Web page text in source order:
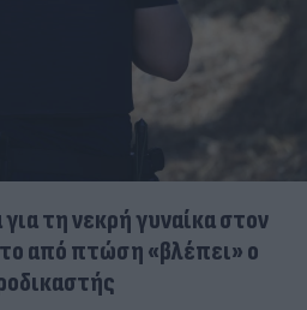
τη νεκρή γυναίκα στον
από πτώση «βλέπει» ο